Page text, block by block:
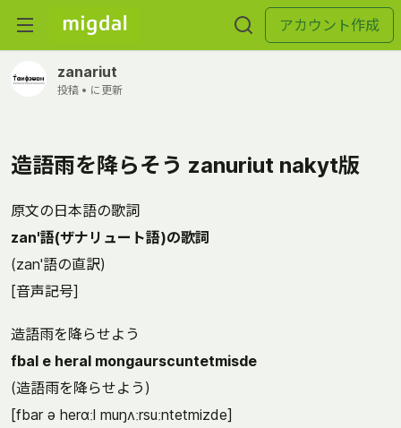
アカウント作成
zanariut
投稿 • に更新
造語雨を降らそう zanuriut nakyt版
原文の日本語の歌詞
zan'語(ザナリュート語)の歌詞
(zan'語の直訳)
[音声記号]
造語雨を降らせよう
fbal e heral mongaurscuntetmisde
(造語雨を降らせよう)
[fbar ə herɑːl muŋʌːrsuːntetmizde]